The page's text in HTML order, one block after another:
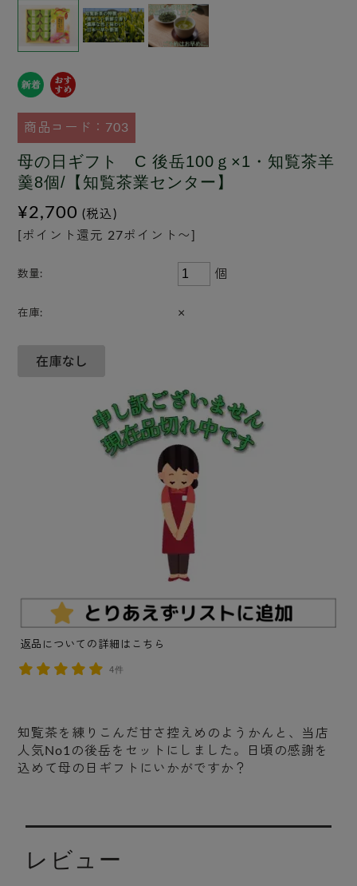
商品コード：703
母の日ギフト C 後岳100ｇ×1・知覧茶羊
羹8個/【知覧茶業センター】
¥2,700 (税込)
[ポイント還元 27ポイント〜]
数量: 個
在庫: ×
返品についての詳細はこちら
4件
知覧茶を練りこんだ甘さ控えめのようかんと、当店
人気No1の後岳をセットにしました。日頃の感謝を
込めて母の日ギフトにいかがですか？
レビュー